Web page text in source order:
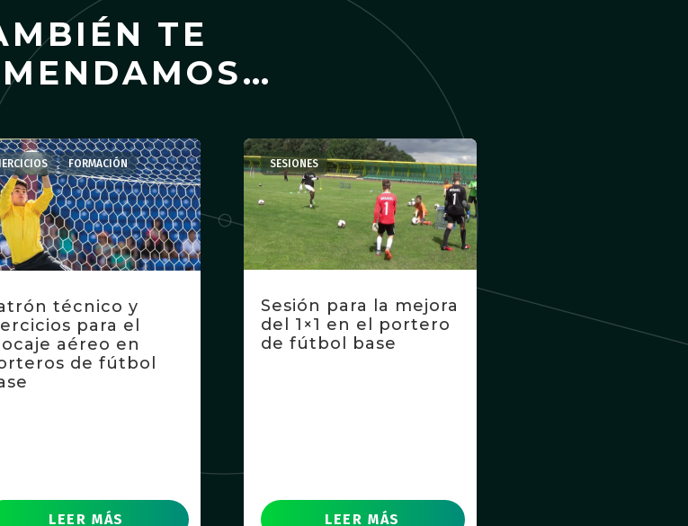
TE
técnico y
para el
aéreo en
de fútbol
, FORMACIÓN
LEER MÁS
Sesión para la mejora
del 1×1 en el portero
de fútbol base
SESIONES
LEER MÁS